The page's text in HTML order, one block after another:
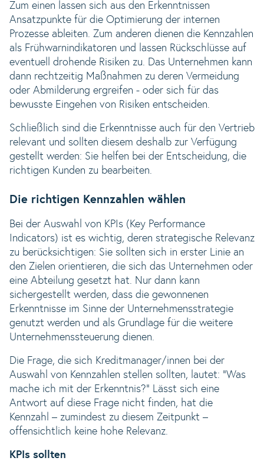
Zum einen lassen sich aus den Erkenntnissen
Ansatzpunkte für die Optimierung der internen
Prozesse ableiten. Zum anderen dienen die Kennzahlen
als Frühwarnindikatoren und lassen Rückschlüsse auf
eventuell drohende Risiken zu. Das Unternehmen kann
dann rechtzeitig Maßnahmen zu deren Vermeidung
oder Abmilderung ergreifen - oder sich für das
bewusste Eingehen von Risiken entscheiden.
Schließlich sind die Erkenntnisse auch für den Vertrieb
relevant und sollten diesem deshalb zur Verfügung
gestellt werden: Sie helfen bei der Entscheidung, die
richtigen Kunden zu bearbeiten.
Die richtigen Kennzahlen wählen
Bei der Auswahl von KPIs (Key Performance
Indicators) ist es wichtig, deren strategische Relevanz
zu berücksichtigen: Sie sollten sich in erster Linie an
den Zielen orientieren, die sich das Unternehmen oder
eine Abteilung gesetzt hat. Nur dann kann
sichergestellt werden, dass die gewonnenen
Erkenntnisse im Sinne der Unternehmensstrategie
genutzt werden und als Grundlage für die weitere
Unternehmenssteuerung dienen.
Die Frage, die sich Kreditmanager/innen bei der
Auswahl von Kennzahlen stellen sollten, lautet: "Was
mache ich mit der Erkenntnis?" Lässt sich eine
Antwort auf diese Frage nicht finden, hat die
Kennzahl – zumindest zu diesem Zeitpunkt –
offensichtlich keine hohe Relevanz.
KPIs sollten